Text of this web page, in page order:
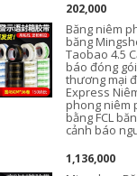
202,000
Băng niêm
băng
Taobao 4.5
báo đóng gói
thương mại
Express
phong niêm
bằng FCL
cảnh báo
1,136,000